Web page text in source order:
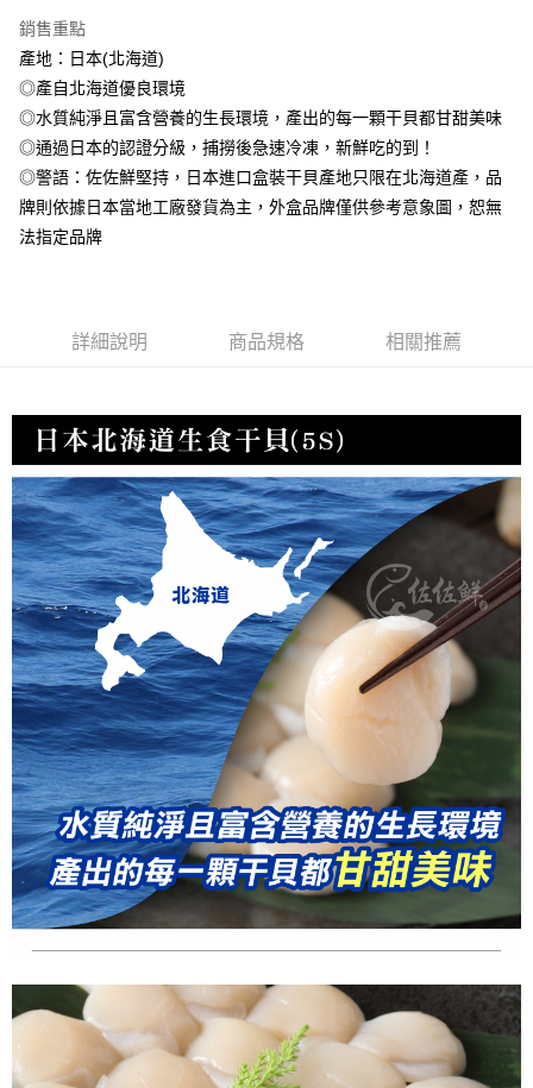
台新國際商業銀行
台灣樂天信用卡公司
元大商業銀行
玉山商業銀行
台新國際商業銀行
台灣樂天信用卡公司
貨到付款
運送方式
冷凍7-11取貨(快速到店，到貨後4天內需取貨)
每筆NT$150，滿NT$999(含以上)免運費
冷凍宅配-抗凍紙箱裝(可備註改保麗龍箱)
每筆NT$150，滿NT$999(含以上)免運費
冷凍貨到付款
銷售重點
產地：日本(北海道)
◎產自北海道優良環境
◎水質純淨且富含營養的生長環境，產出的每一顆干貝都甘甜美味
◎通過日本的認證分級，捕撈後急速冷凍，新鮮吃的到！
◎警語：佐佐鮮堅持，日本進口盒裝干貝產地只限在北海道產，品
牌則依據日本當地工廠發貨為主，外盒品牌僅供參考意象圖，恕無
法指定品牌
詳細說明 商品規格 相關推薦